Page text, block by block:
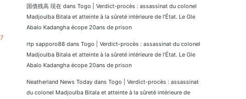
国債残高 現在 dans Togo | Verdict-procès : assassinat du colonel
Madjoulba Bitala et atteinte à la sûreté intérieure de l’État. Le Gle
Abalo Kadangha écope 20ans de prison
rtp sapporo88 dans Togo | Verdict-procès : assassinat du colonel
Madjoulba Bitala et atteinte à la sûreté intérieure de l’État. Le Gle
Abalo Kadangha écope 20ans de prison
Neatherland News Today dans Togo | Verdict-procès : assassinat
du colonel Madjoulba Bitala et atteinte à la sûreté intérieure de